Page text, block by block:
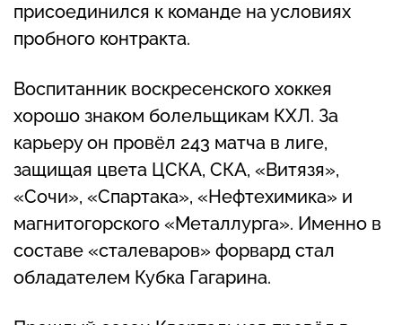
присоединился к команде на условиях
пробного контракта.
Воспитанник воскресенского хоккея
хорошо знаком болельщикам КХЛ. За
карьеру он провёл 243 матча в лиге,
защищая цвета ЦСКА, СКА, «Витязя»,
«Сочи», «Спартака», «Нефтехимика» и
магнитогорского «Металлурга». Именно в
составе «сталеваров» форвард стал
обладателем Кубка Гагарина.